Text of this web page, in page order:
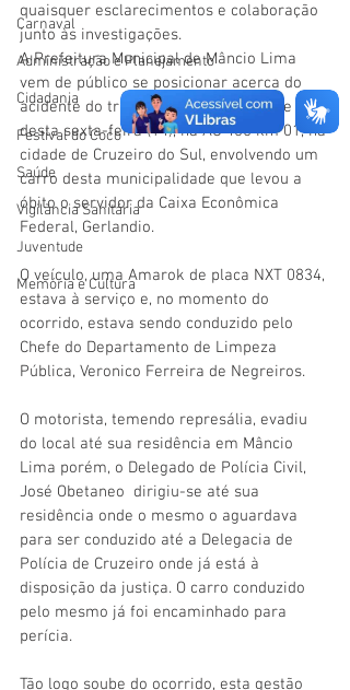
Carnaval
Administração e Planejamento
Cidadania
Festival do Coco
Saúde
Vigilãncia Sanitária
Juventude
Memória e Cultura
quaisquer esclarecimentos e colaboração
junto às investigações.
A Prefeitura Municipal de Mâncio Lima
vem de público se posicionar acerca do
acidente do trânsito ocorrido na tarde
desta sexta-feira (14), na AC 405 km 01, na
cidade de Cruzeiro do Sul, envolvendo um
carro desta municipalidade que levou a
óbito o servidor da Caixa Econômica
Federal, Gerlandio.
O veículo, uma Amarok de placa NXT 0834,
estava à serviço e, no momento do
ocorrido, estava sendo conduzido pelo
Chefe do Departamento de Limpeza
Pública, Veronico Ferreira de Negreiros.
O motorista, temendo represália, evadiu
do local até sua residência em Mâncio
Lima porém, o Delegado de Polícia Civil,
José Obetaneo  dirigiu-se até sua
residência onde o mesmo o aguardava
para ser conduzido até a Delegacia de
Polícia de Cruzeiro onde já está à
disposição da justiça. O carro conduzido
pelo mesmo já foi encaminhado para
perícia.
Tão logo soube do ocorrido, esta gestão